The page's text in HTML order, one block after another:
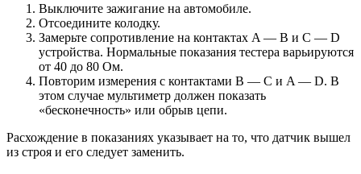
Выключите зажигание на автомобиле.
Отсоедините колодку.
Замерьте сопротивление на контактах A — B и C — D
устройства. Нормальные показания тестера варьируются
от 40 до 80 Ом.
Повторим измерения с контактами B — C и A — D. В
этом случае мультиметр должен показать
«бесконечность» или обрыв цепи.
Расхождение в показаниях указывает на то, что датчик вышел
из строя и его следует заменить.